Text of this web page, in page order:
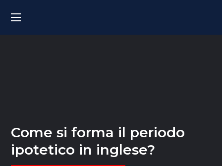
Come si forma il periodo
ipotetico in inglese?